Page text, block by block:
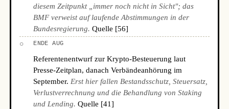
diesem Zeitpunkt „immer noch nicht in Sicht"; das
BMF verweist auf laufende Abstimmungen in der
Bundesregierung. Quelle [56]
○ ENDE AUG
Referentenentwurf zur Krypto-Besteuerung laut
Presse-Zeitplan, danach Verbändeanhörung im
September. Erst hier fallen Bestandsschutz, Steuersatz,
Verlustverrechnung und die Behandlung von Staking
und Lending. Quelle [41]